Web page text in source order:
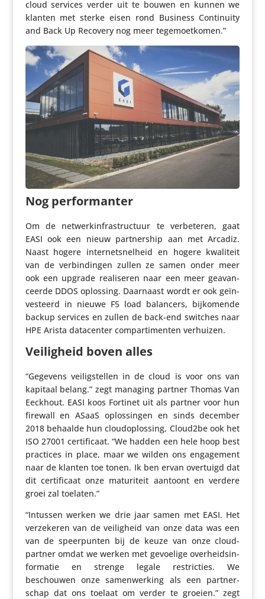
cloud services verder uit te bouwen en kunnen we
klanten met sterke eisen rond Business Conti­nuity
and Back Up Recovery nog meer tegemoetkomen.”
Nog perfor­manter
Om de netwer­k­in­fra­struc­tuur te verbe­teren, gaat
EASI ook een nieuw part­ner­ship aan met Arcadiz.
Naast hogere inter­net­snel­heid en hogere kwaliteit
van de verbin­dingen zullen ze samen onder meer
ook een upgrade reali­seren naar een meer geavan­
ceerde DDOS oplossing. Daarnaast wordt er ook geïn­
ves­teerd in nieuwe F5 load balancers, bijko­mende
backup services en zullen de back-end switches naar
HPE Arista data­center compar­ti­menten verhuizen.
Veilig­heid boven alles
“Gegevens veilig­stellen in de cloud is voor ons van
kapitaal belang.” zegt managing partner Thomas Van
Eeckhout. EASI koos Fortinet uit als partner voor hun
firewall en ASaaS oplos­singen en sinds december
2018 behaalde hun cloud­op­los­sing, Cloud2be ook het
ISO 27001 certi­fi­caat. “We hadden een hele hoop best
practices in place, maar we wilden ons enga­ge­ment
naar de klanten toe tonen. Ik ben ervan overtuigd dat
dit certi­fi­caat onze matu­ri­teit aantoont en verdere
groei zal toelaten.”
“Intussen werken we drie jaar samen met EASI. Het
verze­keren van de veilig­heid van onze data was een
van de speer­punten bij de keuze van onze cloud­
partner omdat we werken met gevoelige over­heids­in­
for­matie en strenge legale restric­ties. We
beschouwen onze samen­wer­king als een part­ner­
schap dat ons toelaat om verder te groeien.” zegt